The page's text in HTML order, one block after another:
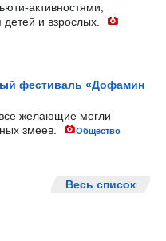
активностями,
и взрослых.
фестиваль «Дофамин
желающие могли
змеев.
Общество
Весь список